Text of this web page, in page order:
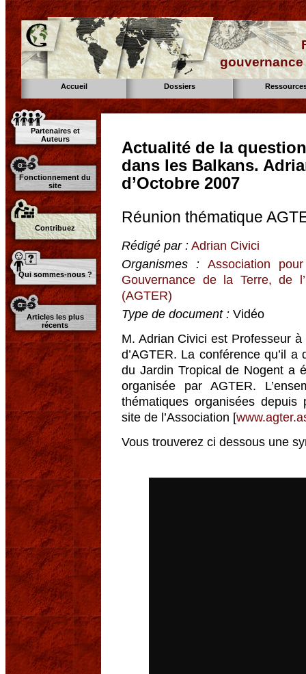
Accueil Dossiers
Partenaires et
Auteurs
Fonctionnement du
site
Contribuez
Qui sommes-nous ?
Articles les plus
récents
Actualité de la
dans les Balkans.
d’Octobre 2007
Réunion thématique
Rédigé par : Adrian Civici
Organismes : Association
Gouvernance de la Terre, de
(AGTER)
Type de document : Vidéo
M. Adrian Civici est Professeur
d’AGTER. La conférence qu’il
du Jardin Tropical de Nogent a
organisée par AGTER.
thématiques organisées
site de l’Association [
Vous trouverez ci dessous une